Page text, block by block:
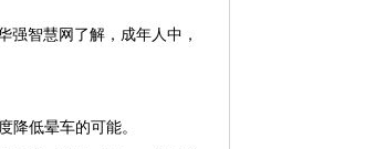
智慧网了解，成年人中，
低晕车的可能。